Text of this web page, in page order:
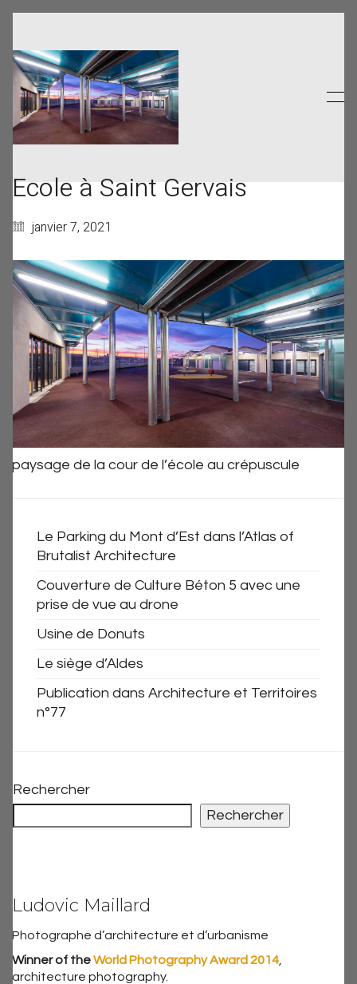
Ecole à Saint Gervais
janvier 7, 2021
paysage de la cour de l’école au crépuscule
Le Parking du Mont d’Est dans l’Atlas of
Brutalist Architecture
Couverture de Culture Béton 5 avec une
prise de vue au drone
Usine de Donuts
Le siège d’Aldes
Publication dans Architecture et Territoires
n°77
Rechercher
Rechercher
Ludovic Maillard
Photographe d’architecture et d’urbanisme
Winner of theWorld Photography Award 2014
architecture photography.